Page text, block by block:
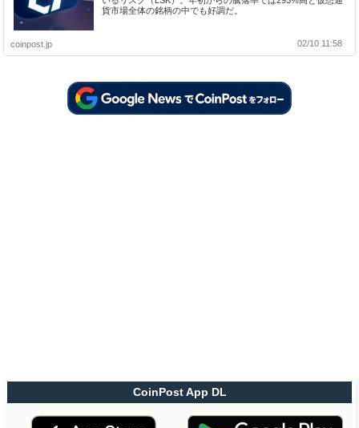
貨市場全体の銘柄の中でも好調だ。
coinpost.jp 02/10 11:58
CoinPost App DL